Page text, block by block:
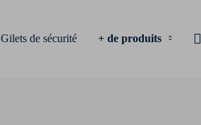
Gilets de sécurité + de produits